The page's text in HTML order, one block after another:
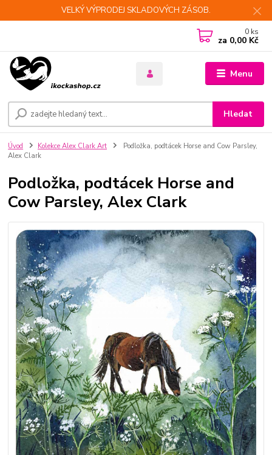
VELKÝ VÝPRODEJ SKLADOVÝCH ZÁSOB.
Menu
Hledat
0 ks
za 0,00 Kč
Úvod Kolekce Alex Clark Art
Podložka, podtácek Horse and Cow Parsley,
Alex Clark
Podložka, podtácek Horse and
Cow Parsley, Alex Clark